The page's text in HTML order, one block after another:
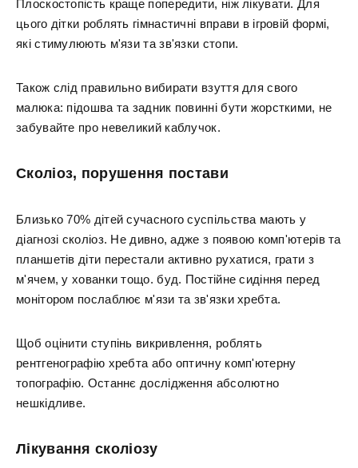
Плоскостопість краще попередити, ніж лікувати. Для
цього дітки роблять гімнастичні вправи в ігровій формі,
які стимулюють м'язи та зв'язки стопи.
Також слід правильно вибирати взуття для свого
малюка: підошва та задник повинні бути жорсткими, не
забувайте про невеликий каблучок.
Сколіоз, порушення постави
Близько 70% дітей сучасного суспільства мають у
діагнозі сколіоз. Не дивно, адже з появою комп'ютерів та
планшетів діти перестали активно рухатися, грати з
м'ячем, у хованки тощо. буд. Постійне сидіння перед
монітором послаблює м'язи та зв'язки хребта.
Щоб оцінити ступінь викривлення, роблять
рентгенографію хребта або оптичну комп'ютерну
топографію. Останнє дослідження абсолютно
нешкідливе.
Лікування сколіозу